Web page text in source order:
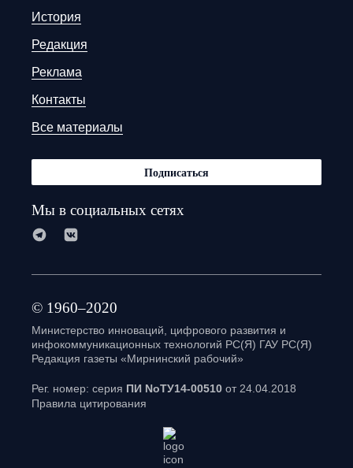
История
Редакция
Реклама
Контакты
Все материалы
Подписаться
Мы в социальных сетях
© 1960–2020
Министерство инноваций, цифрового развития и
инфокоммуникационных технологий РС(Я) ГАУ РС(Я)
Редакция газеты «Мирнинский рабочий»
Рег. номер: серия ПИ NoТУ14-00510 от 24.04.2018
Правила цитирования